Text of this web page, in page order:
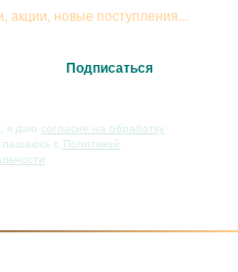
акции, новые поступления...
, я даю согласие на обработку
с Политикой